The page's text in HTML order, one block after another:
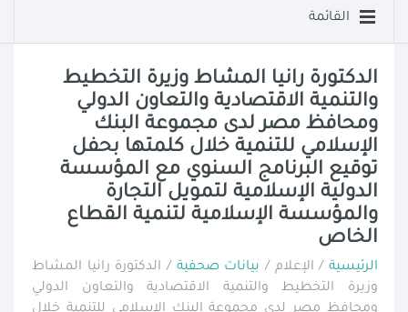
القائمة
الدكتورة رانيا المشاط وزيرة التخطيط
والتنمية الاقتصادية والتعاون الدولي
ومحافظ مصر لدى مجموعة البنك
الإسلامي للتنمية خلال كلمتها بحفل
توقيع البرنامج السنوي مع المؤسسة
الدولية الإسلامية لتمويل التجارة
والمؤسسة الإسلامية لتنمية القطاع
الخاص
الرئيسية/ الإعلام / بيانات صحفية / الدكتورة رانيا المشاط
وزيرة التخطيط والتنمية الاقتصادية والتعاون الدولي